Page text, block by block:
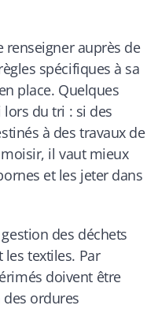
renseigner auprès de
spécifiques à sa
place. Quelques
lors du tri : si des
à des travaux de
il vaut mieux
et les jeter dans
des déchets
textiles. Par
doivent être
ordures